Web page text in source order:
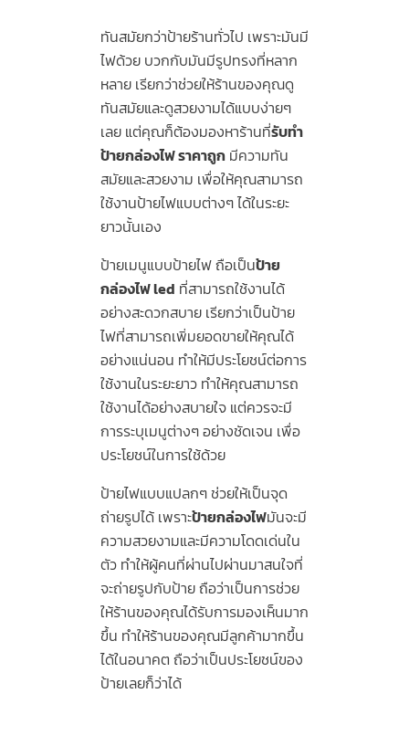
ทันสมัยกว่าป้ายร้านทั่วไป เพราะมันมี
ไฟด้วย บวกกับมันมีรูปทรงที่หลาก
หลาย เรียกว่าช่วยให้ร้านของคุณดู
ทันสมัยและดูสวยงามได้แบบง่ายๆ
เลย แต่คุณก็ต้องมองหาร้านที่รับทํา
ป้ายกล่องไฟ ราคาถูก มีความทัน
สมัยและสวยงาม เพื่อให้คุณสามารถ
ใช้งานป้ายไฟแบบต่างๆ ได้ในระยะ
ยาวนั้นเอง
ป้ายเมนูแบบป้ายไฟ ถือเป็นป้าย
กล่องไฟ led ที่สามารถใช้งานได้
อย่างสะดวกสบาย เรียกว่าเป็นป้าย
ไฟที่สามารถเพิ่มยอดขายให้คุณได้
อย่างแน่นอน ทำให้มีประโยชน์ต่อการ
ใช้งานในระยะยาว ทำให้คุณสามารถ
ใช้งานได้อย่างสบายใจ แต่ควรจะมี
การระบุเมนูต่างๆ อย่างชัดเจน เพื่อ
ประโยชน์ในการใช้ด้วย
ป้ายไฟแบบแปลกๆ ช่วยให้เป็นจุด
ถ่ายรูปได้ เพราะป้ายกล่องไฟมันจะมี
ความสวยงามและมีความโดดเด่นใน
ตัว ทำให้ผู้คนที่ผ่านไปผ่านมาสนใจที่
จะถ่ายรูปกับป้าย ถือว่าเป็นการช่วย
ให้ร้านของคุณได้รับการมองเห็นมาก
ขึ้น ทำให้ร้านของคุณมีลูกค้ามากขึ้น
ได้ในอนาคต ถือว่าเป็นประโยชน์ของ
ป้ายเลยก็ว่าได้